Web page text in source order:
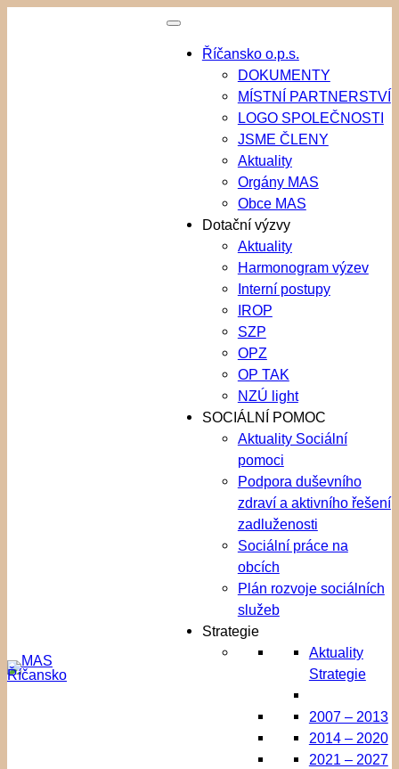
Říčansko o.p.s.
DOKUMENTY
MÍSTNÍ PARTNERSTVÍ
LOGO SPOLEČNOSTI
JSME ČLENY
Aktuality
Orgány MAS
Obce MAS
Dotační výzvy
Aktuality
Harmonogram výzev
Interní postupy
IROP
SZP
OPZ
OP TAK
NZÚ light
SOCIÁLNÍ POMOC
Aktuality Sociální
pomoci
Podpora duševního
zdraví a aktivního řešení
zadluženosti
Sociální práce na
obcích
Plán rozvoje sociálních
služeb
Strategie
Aktuality
Strategie
2007 – 2013
2014 – 2020
2021 – 2027